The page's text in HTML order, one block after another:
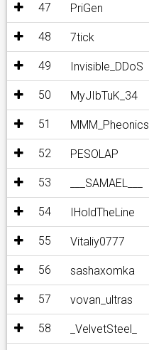
47 PriGen
48 7tick
49 Invisible_DDoS
50 MyJIbTuK_34
51 MMM_Pheonics
52 PESOLAP
53 ___SAMAEL___
54 IHoldTheLine
55 Vitaliy0777
56 sashaxomka
57 vovan_ultras
58 _VelvetSteel_